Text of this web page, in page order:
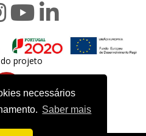
necessários
Saber mais
do projeto